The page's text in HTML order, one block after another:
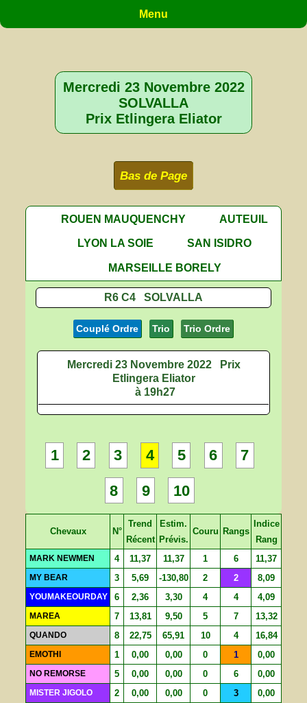
Menu
Mercredi 23 Novembre 2022
SOLVALLA
Prix Etlingera Eliator
Bas de Page
ROUEN MAUQUENCHY
AUTEUIL
LYON LA SOIE
SAN ISIDRO
MARSEILLE BORELY
R6 C4 SOLVALLA
Couplé Ordre Trio Trio Ordre
Mercredi 23 Novembre 2022
Prix
Etlingera Eliator
à 19h27
1 2 3 4 5 6 7
8 9 10
Chevaux N°
Trend
Récent
Estim.
Prévis.
Couru Rangs
Indice
Rang
MARK NEWMEN 4 11,37 11,37 1 6 11,37
MY BEAR 3 5,69 -130,80 2 2 8,09
YOUMAKEOURDAY 6 2,36 3,30 4 4 4,09
MAREA 7 13,81 9,50 5 7 13,32
QUANDO 8 22,75 65,91 10 4 16,84
EMOTHI 1 0,00 0,00 0 1 0,00
NO REMORSE 5 0,00 0,00 0 6 0,00
MISTER JIGOLO 2 0,00 0,00 0 3 0,00